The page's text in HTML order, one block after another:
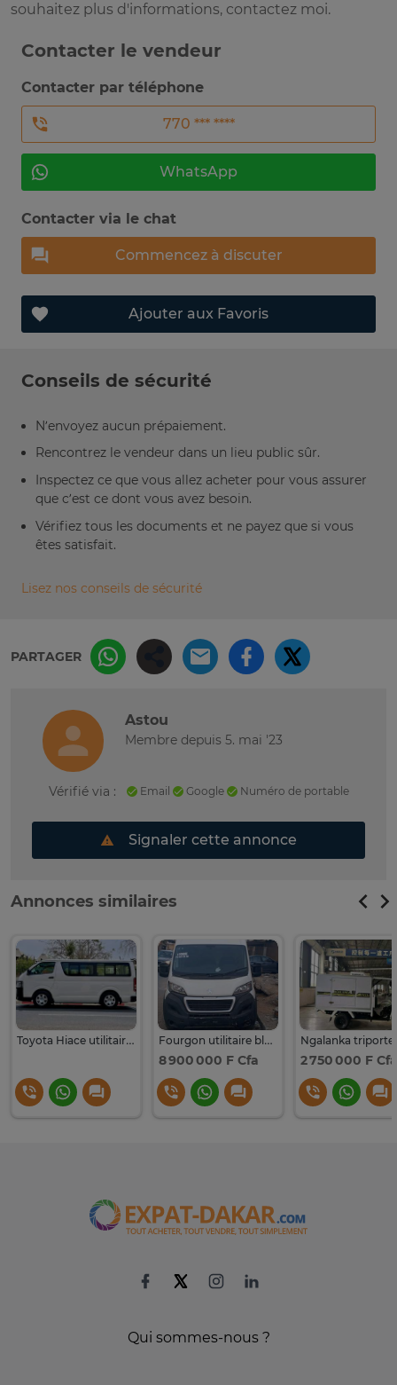
souhaitez plus d'informations, contactez moi.
Contacter le vendeur
Contacter par téléphone
770 *** ****
WhatsApp
Contacter via le chat
Commencez à discuter
Ajouter aux Favoris
Conseils de sécurité
N’envoyez aucun prépaiement.
Rencontrez le vendeur dans un lieu public sûr.
Inspectez ce que vous allez acheter pour vous assurer
que c’est ce dont vous avez besoin.
Vérifiez tous les documents et ne payez que si vous
êtes satisfait.
Lisez nos conseils de sécurité
PARTAGER
Astou
Membre depuis 5. mai '23
Vérifié via : Email Google Numéro de portable
Signaler cette annonce
Annonces similaires
Toyota Hiace utilitaire blanc 14 places robuste Fourgon utilitaire blanc
8 900 000 F Cfa 2 750 000 F Cfa
Qui sommes-nous ?